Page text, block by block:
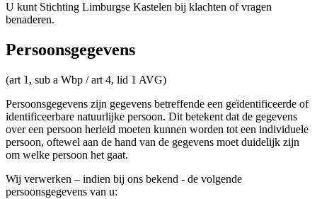
U kunt Stichting Limburgse Kastelen bij klachten of vragen
benaderen.
Persoonsgegevens
(art 1, sub a Wbp / art 4, lid 1 AVG)
Persoonsgegevens zijn gegevens betreffende een geïdentificeerde of
identificeerbare natuurlijke persoon. Dit betekent dat de gegevens
over een persoon herleid moeten kunnen worden tot een individuele
persoon, oftewel aan de hand van de gegevens moet duidelijk zijn
om welke persoon het gaat.
Wij verwerken – indien bij ons bekend - de volgende
persoonsgegevens van u: